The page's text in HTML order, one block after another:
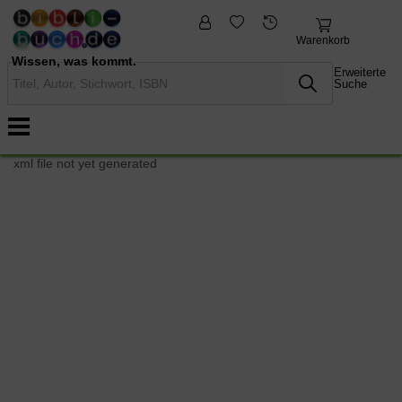
Wissen, was kommt.
Warenkorb
Erweiterte
Suche
fremdsprachige
Bücher
xml file not yet generated